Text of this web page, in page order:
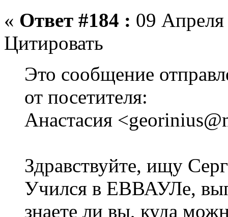
« Ответ #184 : 09
Цитировать
Это сообщение
от посетителя:
Анастасия
Здравствуйте, ищу
Учился в ЕВВАУЛе,
знаете ли вы, куда